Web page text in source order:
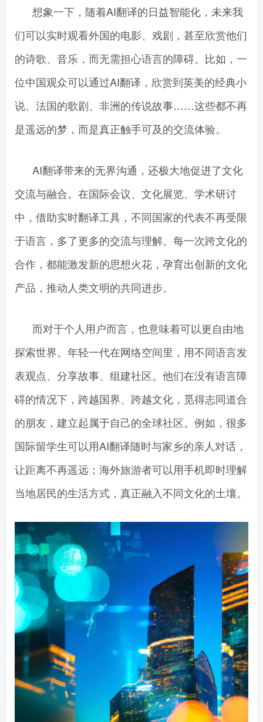
想象一下，随着AI翻译的日益智能化，未来我
们可以实时观看外国的电影、戏剧，甚至欣赏他们
的诗歌、音乐，而无需担心语言的障碍。比如，一
位中国观众可以通过AI翻译，欣赏到英美的经典小
说、法国的歌剧、非洲的传说故事……这些都不再
是遥远的梦，而是真正触手可及的交流体验。
AI翻译带来的无界沟通，还极大地促进了文化
交流与融合。在国际会议、文化展览、学术研讨
中，借助实时翻译工具，不同国家的代表不再受限
于语言，多了更多的交流与理解。每一次跨文化的
合作，都能激发新的思想火花，孕育出创新的文化
产品，推动人类文明的共同进步。
而对于个人用户而言，也意味着可以更自由地
探索世界。年轻一代在网络空间里，用不同语言发
表观点、分享故事、组建社区。他们在没有语言障
碍的情况下，跨越国界、跨越文化，觅得志同道合
的朋友，建立起属于自己的全球社区。例如，很多
国际留学生可以用AI翻译随时与家乡的亲人对话，
让距离不再遥远；海外旅游者可以用手机即时理解
当地居民的生活方式，真正融入不同文化的土壤。